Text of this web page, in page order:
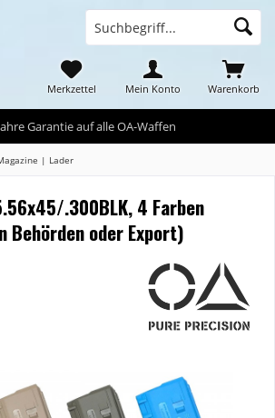
Garantie auf alle OA-Waffen
Warenkorb
Merkzettel Mein Konto
| Lader
.300BLK, 4 Farben
Behörden oder Export)